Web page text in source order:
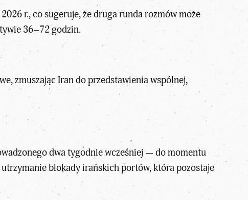
r., co sugeruje, że druga runda rozmów może
36–72 godzin.
zmuszając Irando przedstawienia wspólnej,
dwa tygodnie wcześniej — do momentu
blokady irańskich portów, która pozostaje